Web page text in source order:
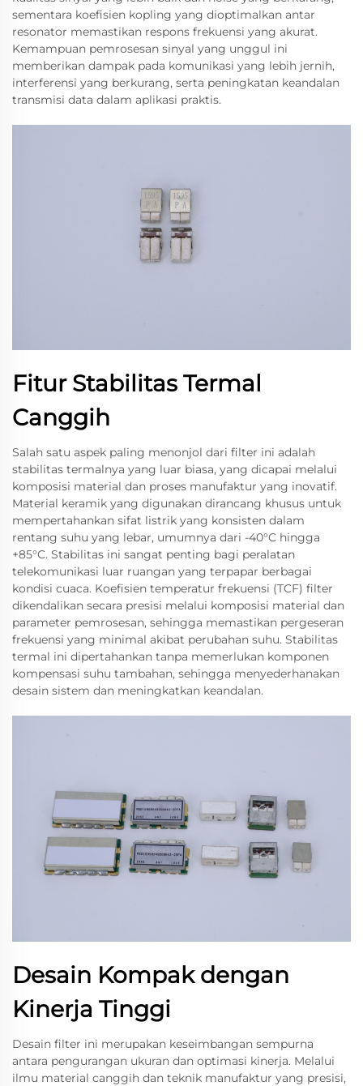
sementara koefisien kopling yang dioptimalkan antar
resonator memastikan respons frekuensi yang akurat.
Kemampuan pemrosesan sinyal yang unggul ini
memberikan dampak pada komunikasi yang lebih jernih,
interferensi yang berkurang, serta peningkatan keandalan
transmisi data dalam aplikasi praktis.
Fitur Stabilitas Termal
Canggih
Salah satu aspek paling menonjol dari filter ini adalah
stabilitas termalnya yang luar biasa, yang dicapai melalui
komposisi material dan proses manufaktur yang inovatif.
Material keramik yang digunakan dirancang khusus untuk
mempertahankan sifat listrik yang konsisten dalam
rentang suhu yang lebar, umumnya dari -40°C hingga
+85°C. Stabilitas ini sangat penting bagi peralatan
telekomunikasi luar ruangan yang terpapar berbagai
kondisi cuaca. Koefisien temperatur frekuensi (TCF) filter
dikendalikan secara presisi melalui komposisi material dan
parameter pemrosesan, sehingga memastikan pergeseran
frekuensi yang minimal akibat perubahan suhu. Stabilitas
termal ini dipertahankan tanpa memerlukan komponen
kompensasi suhu tambahan, sehingga menyederhanakan
desain sistem dan meningkatkan keandalan.
Desain Kompak dengan
Kinerja Tinggi
Desain filter ini merupakan keseimbangan sempurna
antara pengurangan ukuran dan optimasi kinerja. Melalui
ilmu material canggih dan teknik manufaktur yang presisi,